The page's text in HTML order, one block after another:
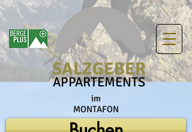
SALZGEBER
APPARTEMENTS
im
MONTAFON